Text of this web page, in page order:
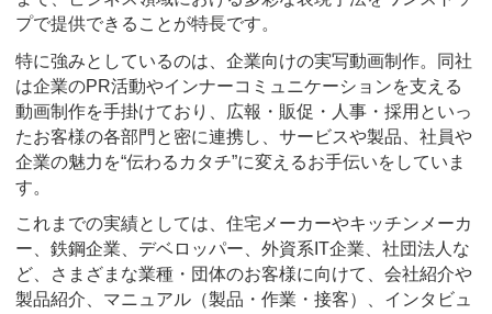
プで提供できることが特長です。
特に強みとしているのは、企業向けの実写動画制作。同社
は企業のPR活動やインナーコミュニケーションを支える
動画制作を手掛けており、広報・販促・人事・採用といっ
たお客様の各部門と密に連携し、サービスや製品、社員や
企業の魅力を“伝わるカタチ”に変えるお手伝いをしていま
す。
これまでの実績としては、住宅メーカーやキッチンメーカ
ー、鉄鋼企業、デベロッパー、外資系IT企業、社団法人な
ど、さまざまな業種・団体のお客様に向けて、会社紹介や
製品紹介、マニュアル（製品・作業・接客）、インタビュ